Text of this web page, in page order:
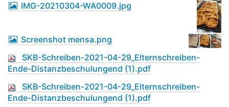
IMG-20210304-WA0009.jpg
Screenshot mensa.png
SKB-Schreiben-2021-04-29_Elternschreiben-
Ende-Distanzbeschulungend (1).pdf
SKB-Schreiben-2021-04-29_Elternschreiben-
Ende-Distanzbeschulungend (1).pdf